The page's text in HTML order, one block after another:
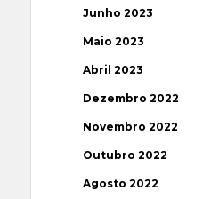
Junho 2023
Maio 2023
Abril 2023
Dezembro 2022
Novembro 2022
Outubro 2022
Agosto 2022